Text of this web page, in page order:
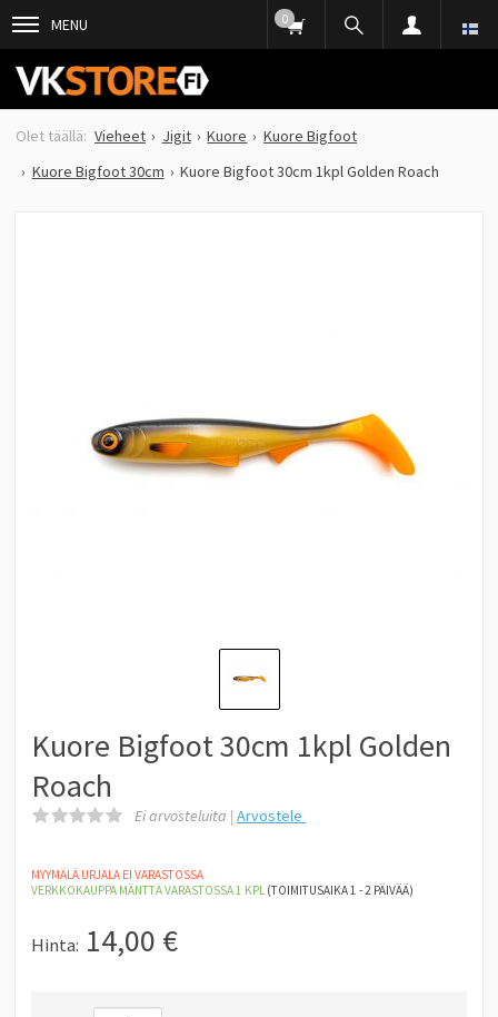
MENU 0
Vieheet Jigit Kuore
Kuore Bigfoot
Kuore Bigfoot 30cm
Kuore Bigfoot 30cm 1kpl Golden Roach
Kuore Bigfoot 30cm 1kpl Golden
Roach
Ei arvosteluita |Arvostele
MYYMÄLÄ URJALA EI VARASTOSSA
VERKKOKAUPPA MÄNTTÄVARASTOSSA 1 KPL(TOIMITUSAIKA 1 - 2 PÄIVÄÄ)
Hinta: 14,00 €